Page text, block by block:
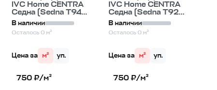
IVC Home CENTRA
Седна (Sedna T94...
В наличии
Осталось 0 м²
Цена за м² уп.
750 ₽/м²
IVC Home CENTRA
Седна (Sedna T92...
В наличии
Осталось 0 м²
Цена за м² уп.
750 ₽/м²